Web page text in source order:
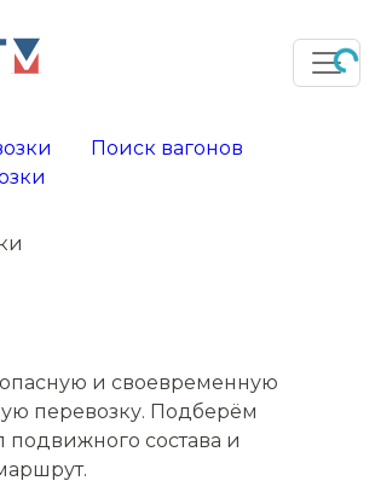
Поиск вагонов
и своевременную
перевозку. Подберём
состава и